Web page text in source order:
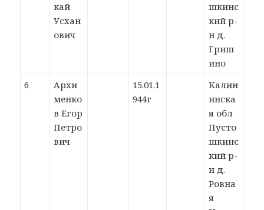
кай
Усхан
ович
шкинс
кий р-
н д.
Гриш
ино
6
Архи
менко
в Егор
Петро
вич
15.01.1
944г
Калин
инска
я обл
Пусто
шкинс
кий р-
н д.
Ровна
я